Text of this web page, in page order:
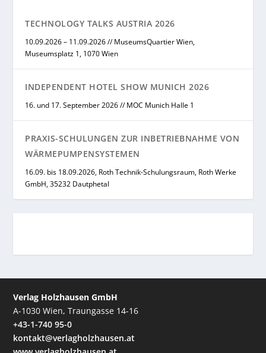
TECHNOLOGY TALKS AUSTRIA 2026
10.09.2026 – 11.09.2026 // MuseumsQuartier Wien,
Museumsplatz 1, 1070 Wien
INDEPENDENT HOTEL SHOW MUNICH 2026
16. und 17. September 2026 // MOC Munich Halle 1
PRAXIS-SCHULUNGEN ZUR INBETRIEBNAHME VON
WÄRMEPUMPENSYSTEMEN
16.09. bis 18.09.2026, Roth Technik-Schulungsraum, Roth Werke
GmbH, 35232 Dautphetal
Verlag Holzhausen GmbH
A-1030 Wien, Traungasse 14-16
+43-1-740 95-0
kontakt@verlagholzhausen.at